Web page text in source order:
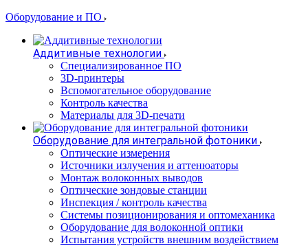
Оборудование и ПО
Аддитивные технологии
Специализированное ПО
3D-принтеры
Вспомогательное оборудование
Контроль качества
Материалы для 3D-печати
Оборудование для интегральной фотоники
Оптические измерения
Источники излучения и аттенюаторы
Монтаж волоконных выводов
Оптические зондовые станции
Инспекция / контроль качества
Системы позиционирования и оптомеханика
Оборудование для волоконной оптики
Испытания устройств внешним воздействием